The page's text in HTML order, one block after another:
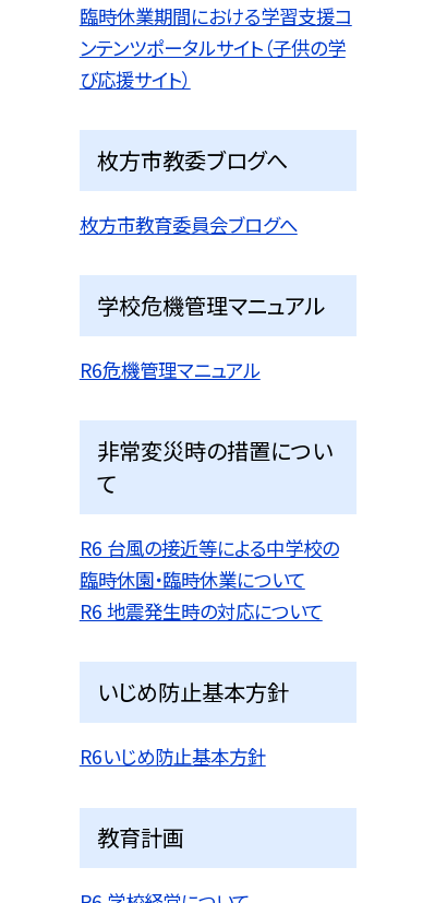
臨時休業期間における学習支援コ
ンテンツポータルサイト（子供の学
び応援サイト）
枚方市教委ブログへ
枚方市教育委員会ブログへ
学校危機管理マニュアル
R6危機管理マニュアル
非常変災時の措置につい
て
R6 台風の接近等による中学校の
臨時休園・臨時休業について
R6 地震発生時の対応について
いじめ防止基本方針
R6いじめ防止基本方針
教育計画